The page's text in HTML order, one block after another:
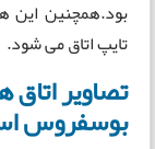
تایپ اتاق می شود.
تصاویر
بوسفروس